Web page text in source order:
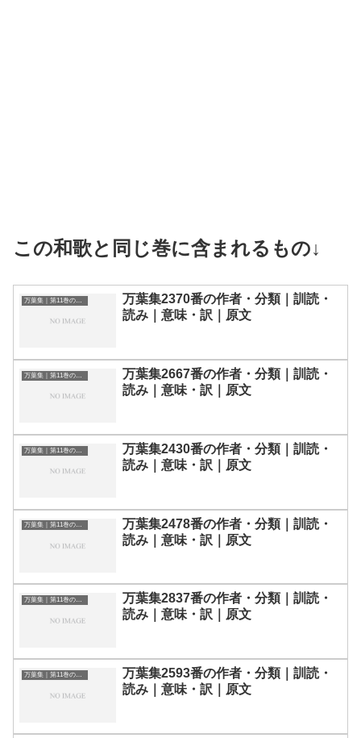
この和歌と同じ巻に含まれるもの↓
万葉集｜第11巻の和歌一覧
万葉集2370番の作者・分類｜訓読・
読み｜意味・訳｜原文
万葉集｜第11巻の和歌一覧
万葉集2667番の作者・分類｜訓読・
読み｜意味・訳｜原文
万葉集｜第11巻の和歌一覧
万葉集2430番の作者・分類｜訓読・
読み｜意味・訳｜原文
万葉集｜第11巻の和歌一覧
万葉集2478番の作者・分類｜訓読・
読み｜意味・訳｜原文
万葉集｜第11巻の和歌一覧
万葉集2837番の作者・分類｜訓読・
読み｜意味・訳｜原文
万葉集｜第11巻の和歌一覧
万葉集2593番の作者・分類｜訓読・
読み｜意味・訳｜原文